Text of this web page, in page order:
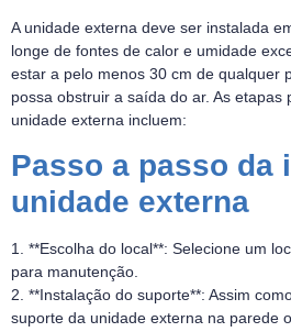
A unidade externa deve ser instalada
longe de fontes de calor e umidade
estar a pelo menos 30 cm de qualquer
possa obstruir a saída do ar. As etapas
unidade externa incluem:
Passo a passo da
unidade externa
1. **Escolha do local**: Selecione um
para manutenção.
2. **Instalação do suporte**: Assim
suporte da unidade externa na parede